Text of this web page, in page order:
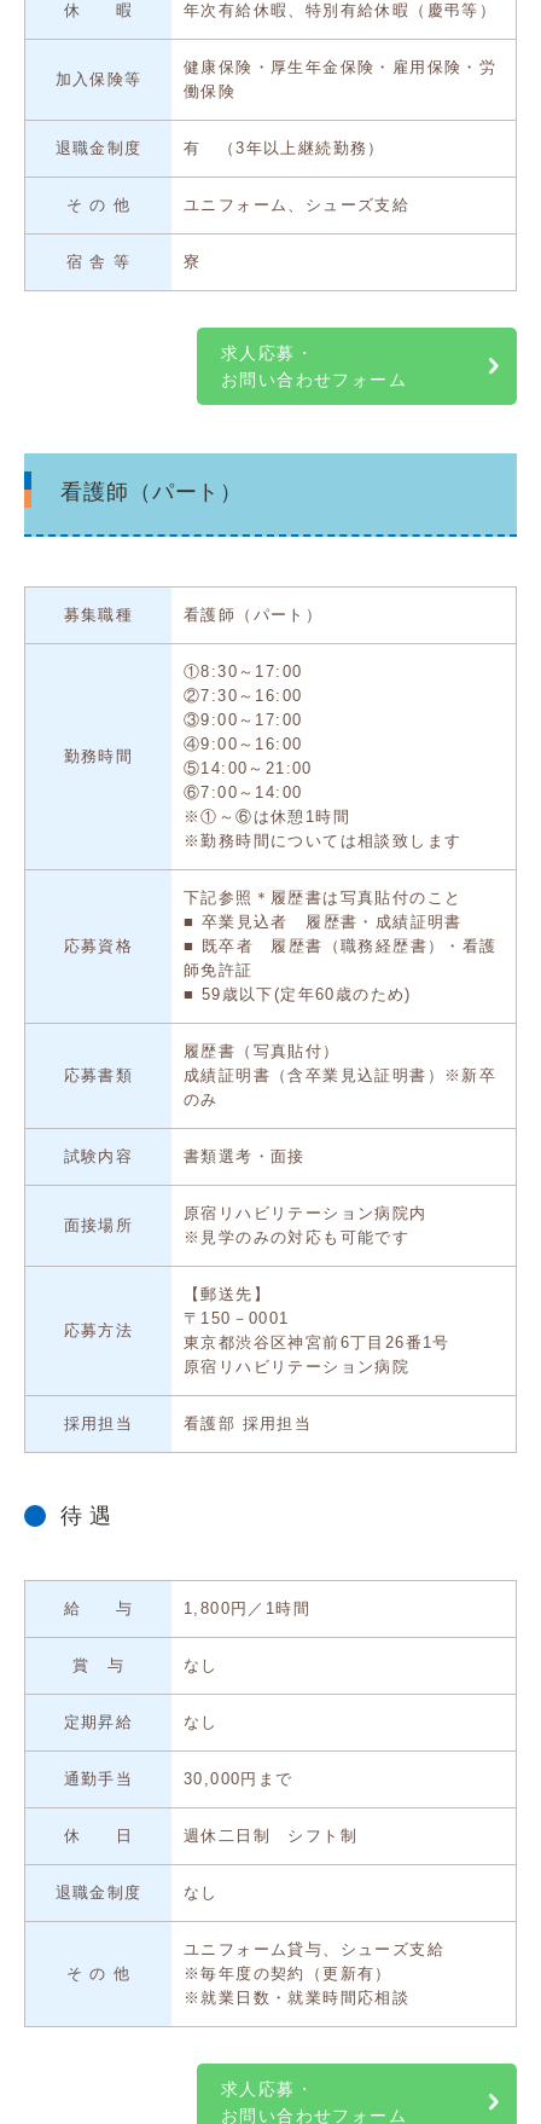
休 暇 年次有給休暇、特別有給休暇（慶弔等）
加入保険等
健康保険・厚生年金保険・雇用保険・労
働保険
退職金制度 有 （3年以上継続勤務）
そ の 他 ユニフォーム、シューズ支給
宿 舎 等 寮
求人応募・
お問い合わせフォーム
看護師（パート）
募集職種 看護師（パート）
勤務時間
①8:30～17:00
②7:30～16:00
③9:00～17:00
④9:00～16:00
⑤14:00～21:00
⑥7:00～14:00
※①～⑥は休憩1時間
※勤務時間については相談致します
応募資格
下記参照＊履歴書は写真貼付のこと
■ 卒業見込者 履歴書・成績証明書
■ 既卒者 履歴書（職務経歴書）・看護
師免許証
■ 59歳以下(定年60歳のため)
応募書類
履歴書（写真貼付）
成績証明書（含卒業見込証明書）※新卒
のみ
試験内容 書類選考・面接
面接場所
原宿リハビリテーション病院内
※見学のみの対応も可能です
応募方法
【郵送先】
〒150－0001
東京都渋谷区神宮前6丁目26番1号
原宿リハビリテーション病院
採用担当 看護部 採用担当
待 遇
給 与 1,800円／1時間
賞 与 なし
定期昇給 なし
通勤手当 30,000円まで
休 日 週休二日制 シフト制
退職金制度 なし
そ の 他
ユニフォーム貸与、シューズ支給
※毎年度の契約（更新有）
※就業日数・就業時間応相談
求人応募・
お問い合わせフォーム